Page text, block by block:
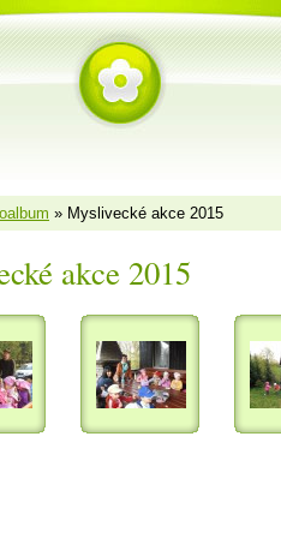
» Myslivecké akce 2015
akce 2015